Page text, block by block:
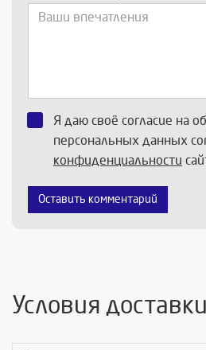
Я даю своё согласие на
персональных данных
конфиденциальности
Оставить комментарий
Условия доставки